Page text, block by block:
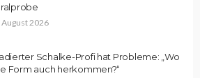
August 2026
Schalke-Profi hat Probleme: „Wo
Form auch herkommen?“